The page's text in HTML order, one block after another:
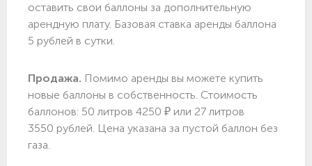
оставить свои баллоны за дополнительную
арендную плату. Базовая ставка аренды баллона
5 рублей в сутки.
Продажа. Помимо аренды вы можете купить
новые баллоны в собственность. Стоимость
баллонов: 50 литров 4250 ₽ или 27 литров
3550 рублей. Цена указана за пустой баллон без
газа.